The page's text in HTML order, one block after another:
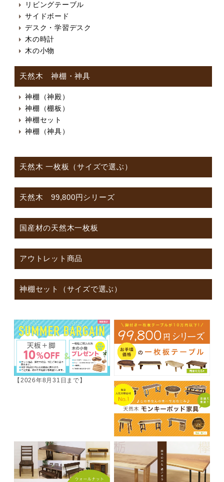
リビングテーブル
サイドボード
デスク・学習デスク
木の時計
木の小物
天然木 神棚・神具
神棚（神殿）
神棚（棚板）
神棚セット
神棚（神具）
天然木 一枚板（サイズで選ぶ）
天然木 99,800円シリーズ
国産材の天然木一枚板
アウトレット商品
神棚セット（サイズで選ぶ）
【2026年8月31日まで】